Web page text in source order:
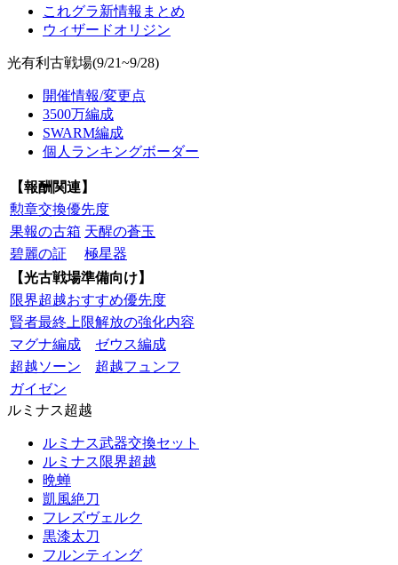
これグラ新情報まとめ
ウィザードオリジン
光有利古戦場(9/21~9/28)
開催情報/変更点
3500万編成
SWARM編成
個人ランキングボーダー
【報酬関連】
勲章交換優先度
果報の古箱 天醒の蒼玉
碧麗の証
極星器
【光古戦場準備向け】
限界超越おすすめ優先度
賢者最終上限解放の強化内容
マグナ編成
ゼウス編成
超越ソーン
超越フュンフ
ガイゼン
ルミナス超越
ルミナス武器交換セット
ルミナス限界超越
晩蝉
凱風絶刀
フレズヴェルク
黒漆太刀
フルンティング